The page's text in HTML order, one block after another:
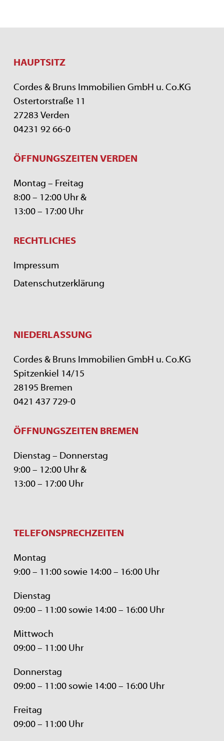
HAUPTSITZ
Cordes & Bruns Immobilien GmbH u. Co.KG
Ostertorstraße 11
27283 Verden
04231 92 66-0
ÖFFNUNGSZEITEN VERDEN
Montag – Freitag
8:00 – 12:00 Uhr &
13:00 – 17:00 Uhr
RECHTLICHES
Impressum
Datenschutzerklärung
NIEDERLASSUNG
Cordes & Bruns Immobilien GmbH u. Co.KG
Spitzenkiel 14/15
28195 Bremen
0421 437 729-0
ÖFFNUNGSZEITEN BREMEN
Dienstag – Donnerstag
9:00 – 12:00 Uhr &
13:00 – 17:00 Uhr
TELEFONSPRECHZEITEN
Montag
9:00 – 11:00 sowie 14:00 – 16:00 Uhr
Dienstag
09:00 – 11:00 sowie 14:00 – 16:00 Uhr
Mittwoch
09:00 – 11:00 Uhr
Donnerstag
09:00 – 11:00 sowie 14:00 – 16:00 Uhr
Freitag
09:00 – 11:00 Uhr